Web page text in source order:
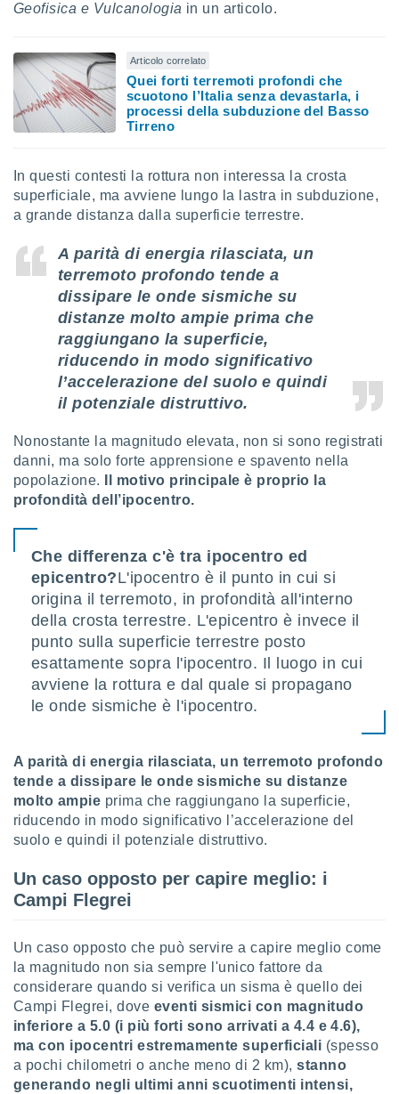
profili
per
dei
per la
dei
nostri
Geofisica e Vulcanologia in un articolo.
Articolo correlato
Quei forti terremoti profondi che
scuotono l’Italia senza devastarla, i
processi della subduzione del Basso
Tirreno
In questi contesti la rottura non interessa la crosta
superficiale, ma avviene lungo la lastra in subduzione,
a grande distanza dalla superficie terrestre.
A parità di energia rilasciata, un
terremoto profondo tende a
dissipare le onde sismiche su
distanze molto ampie prima che
raggiungano la superficie,
riducendo in modo significativo
l’accelerazione del suolo e quindi
il potenziale distruttivo.
Nonostante la magnitudo elevata, non si sono registrati
danni, ma solo forte apprensione e spavento nella
popolazione.
Il motivo principale è proprio la
profondità dell’ipocentro.
Che differenza c'è tra ipocentro ed
epicentro?L'ipocentro è il punto in cui si
origina il terremoto, in profondità all'interno
della crosta terrestre. L'epicentro è invece il
punto sulla superficie terrestre posto
esattamente sopra l'ipocentro. Il luogo in cui
avviene la rottura e dal quale si propagano
le onde sismiche è l'ipocentro.
A parità di energia rilasciata, un terremoto profondo
tende a dissipare le onde sismiche su distanze
molto ampie prima che raggiungano la superficie,
riducendo in modo significativo l’accelerazione del
suolo e quindi il potenziale distruttivo.
Un caso opposto per capire meglio: i
Campi Flegrei
Un caso opposto che può servire a capire meglio come
la magnitudo non sia sempre l'unico fattore da
considerare quando si verifica un sisma è quello dei
Campi Flegrei, dove eventi sismici con magnitudo
inferiore a 5.0 (i più forti sono arrivati a 4.4 e 4.6),
ma con ipocentri estremamente superficiali (spesso
a pochi chilometri o anche meno di 2 km),stanno
generando negli ultimi anni scuotimenti intensi,